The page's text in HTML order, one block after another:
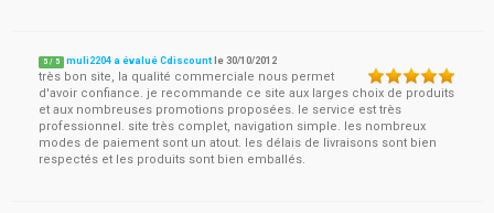
5 / 5 muli2204 a évalué Cdiscount le30/10/2012
très bon site, la qualité commerciale nous permet
d'avoir confiance. je recommande ce site aux larges choix de produits
et aux nombreuses promotions proposées. le service est très
professionnel. site très complet, navigation simple. les nombreux
modes de paiement sont un atout. les délais de livraisons sont bien
respectés et les produits sont bien emballés.